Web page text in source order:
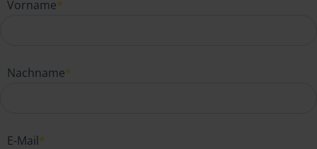
Vorname*
Nachname*
E-Mail*